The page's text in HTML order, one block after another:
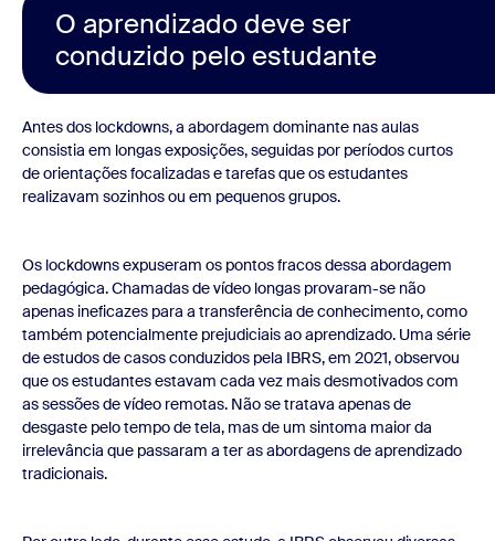
O aprendizado deve ser
conduzido pelo estudante
Antes dos lockdowns, a abordagem dominante nas aulas
consistia em longas exposições, seguidas por períodos curtos
de orientações focalizadas e tarefas que os estudantes
realizavam sozinhos ou em pequenos grupos.
Os lockdowns expuseram os pontos fracos dessa abordagem
pedagógica. Chamadas de vídeo longas provaram-se não
apenas ineficazes para a transferência de conhecimento, como
também potencialmente prejudiciais ao aprendizado. Uma série
de estudos de casos conduzidos pela IBRS, em 2021, observou
que os estudantes estavam cada vez mais desmotivados com
as sessões de vídeo remotas. Não se tratava apenas de
desgaste pelo tempo de tela, mas de um sintoma maior da
irrelevância que passaram a ter as abordagens de aprendizado
tradicionais.